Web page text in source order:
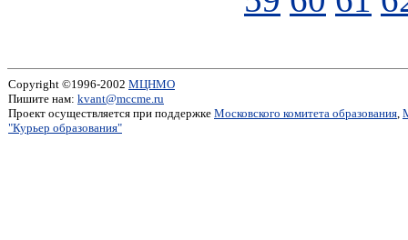
Copyright ©1996-2002 МЦНМО
Пишите нам: kvant@mccme.ru
Проект осуществляется при поддержке Московского комитета образования,
"Курьер образования"